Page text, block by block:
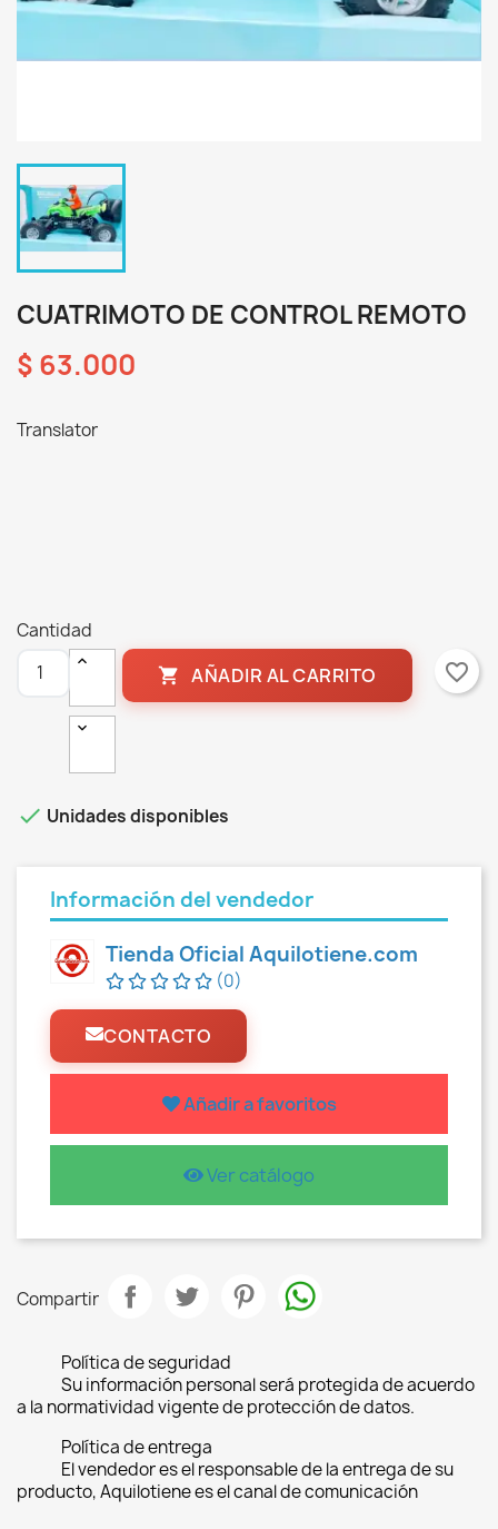
CUATRIMOTO DE CONTROL REMOTO
$ 63.000
Translator
Cantidad
 AÑADIR AL CARRITO favorite_border
 Unidades disponibles
Información del vendedor
Tienda Oficial Aquilotiene.com
(0)
CONTACTO
Añadir a favoritos
Ver catálogo
Compartir
Política de seguridad
Su información personal será protegida de acuerdo
a la normatividad vigente de protección de datos.
Política de entrega
El vendedor es el responsable de la entrega de su
producto, Aquilotiene es el canal de comunicación